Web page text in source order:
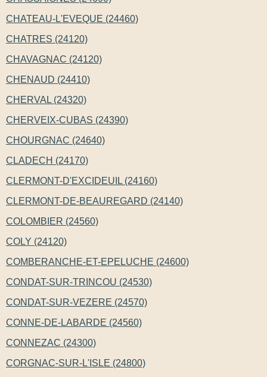
CHATEAU-L'EVEQUE (24460)
CHATRES (24120)
CHAVAGNAC (24120)
CHENAUD (24410)
CHERVAL (24320)
CHERVEIX-CUBAS (24390)
CHOURGNAC (24640)
CLADECH (24170)
CLERMONT-D'EXCIDEUIL (24160)
CLERMONT-DE-BEAUREGARD (24140)
COLOMBIER (24560)
COLY (24120)
COMBERANCHE-ET-EPELUCHE (24600)
CONDAT-SUR-TRINCOU (24530)
CONDAT-SUR-VEZERE (24570)
CONNE-DE-LABARDE (24560)
CONNEZAC (24300)
CORGNAC-SUR-L'ISLE (24800)